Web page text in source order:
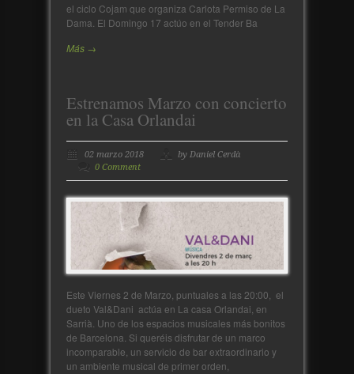
el ciclo Cojam que organiza Carlota Permiso de La
Dama. El Domingo 17 actúo en el Tender Ba
Más →
Estrenamos Marzo con concierto
en la Casa Orlandai
02 marzo 2018
by Daniel Cerdà
0 Comment
Este Viernes 2 de Marzo, puntuales a las 20:00, el
dueto Val&Dani actúa en La casa Orlandai, en
Sarrià. Uno de los espacios musicales más bonitos
de Barcelona. Si queréis disfrutar de un marco
incomparable, un servicio de bar extraordinario y
un ambiente musical de primer orden,